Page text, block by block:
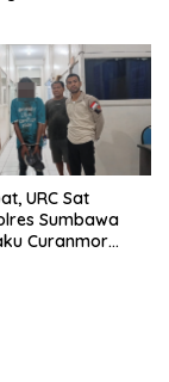
URC Sat
Sumbawa
Curanmor